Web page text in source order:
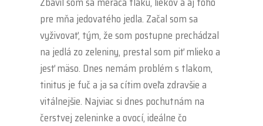
pre mňa jedovatého jedla. Začal som sa
vyživovať, tým, že som postupne prechádzal
na jedlá zo zeleniny, prestal som piť mlieko a
jesť mäso. Dnes nemám problém s tlakom,
tinitus je fuč a ja sa cítim oveľa zdravšie a
vitálnejšie. Najviac si dnes pochutnám na
čerstvej zeleninke a ovocí, ideálne čo